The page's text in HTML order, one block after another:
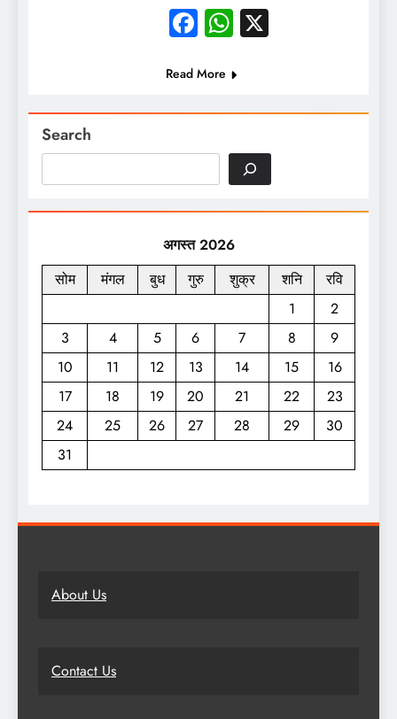
Facebook
WhatsApp
X
Read More
Search
अगस्त 2026
सोम
मंगल बुध गुरु शुक्र शनि
रवि
1
2
3
4 5 6 7 8
9
10
11 12 13 14 15
16
17
18 19 20 21 22
23
24
25 26 27 28 29
30
31
About Us
Contact Us